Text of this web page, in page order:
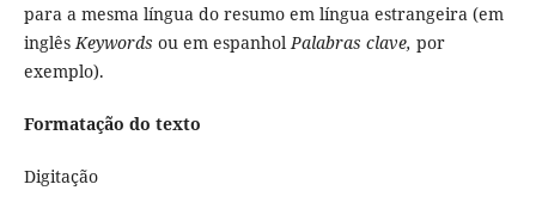
para a mesma língua do resumo em língua estrangeira (em
inglês Keywords ou em espanhol Palabras clave, por
exemplo).
Formatação do texto
Digitação